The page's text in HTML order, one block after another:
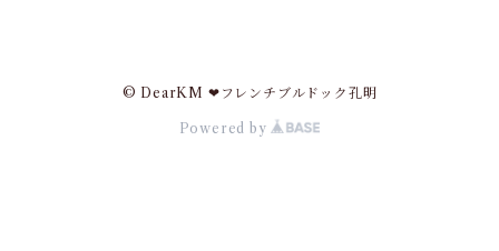
© DearKM ❤︎フレンチブルドック孔明
Powered by